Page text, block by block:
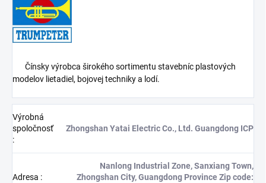
Čínsky výrobca širokého sortimentu stavebníc plastových
modelov lietadiel, bojovej techniky a lodí.
Výrobná
spoločnosť
:
Zhongshan Yatai Electric Co., Ltd. Guangdong ICP
Adresa :
Nanlong Industrial Zone, Sanxiang Town,
Zhongshan City, Guangdong Province Zip code: